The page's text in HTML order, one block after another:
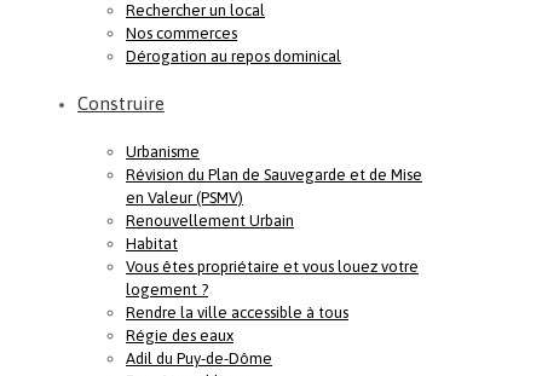
Rechercher un local
Nos commerces
Dérogation au repos dominical
Construire
Urbanisme
Révision du Plan de Sauvegarde et de Mise
en Valeur (PSMV)
Renouvellement Urbain
Habitat
Vous êtes propriétaire et vous louez votre
logement ?
Rendre la ville accessible à tous
Régie des eaux
Adil du Puy-de-Dôme